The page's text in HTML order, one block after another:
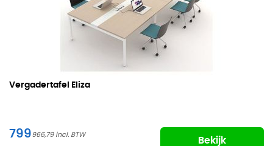
Vergadertafel Eliza
799966,79
Bekijk